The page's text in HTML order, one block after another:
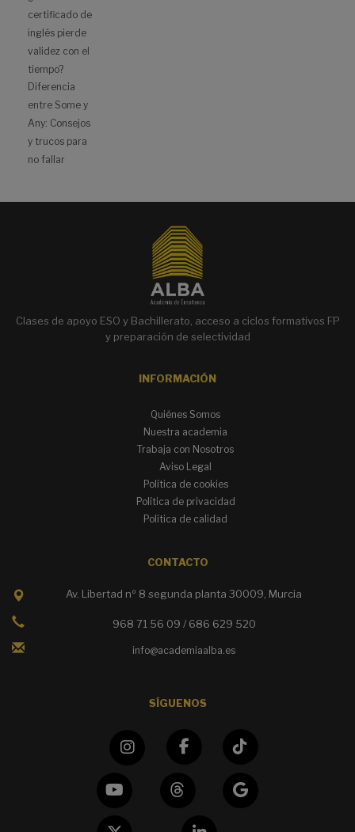
certificado de
inglés pierde
validez con el
tiempo?
Diferencia
entre Some y
Any: Consejos
y trucos para
no fallar
Clases de apoyo ESO y Bachillerato, acceso a ciclos formativos FP
y preparación de selectividad
INFORMACIÓN
Quiénes Somos
Nuestra academia
Trabaja con Nosotros
Aviso Legal
Política de cookies
Política de privacidad
Política de calidad
CONTACTO
Av. Libertad nº 8 segunda planta 30009, Murcia
968 71 56 09 / 686 629 520
info@academiaalba.es
SÍGUENOS